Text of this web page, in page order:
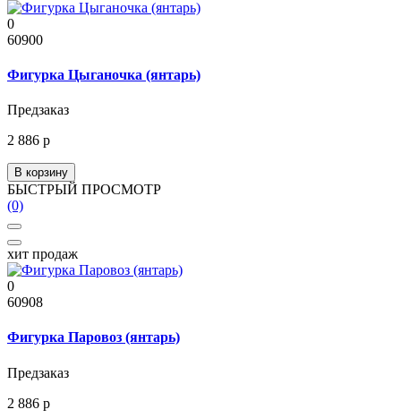
0
60900
Фигурка Цыганочка (янтарь)
Предзаказ
2 886 р
В корзину
БЫСТРЫЙ ПРОСМОТР
(0)
хит продаж
0
60908
Фигурка Паровоз (янтарь)
Предзаказ
2 886 р